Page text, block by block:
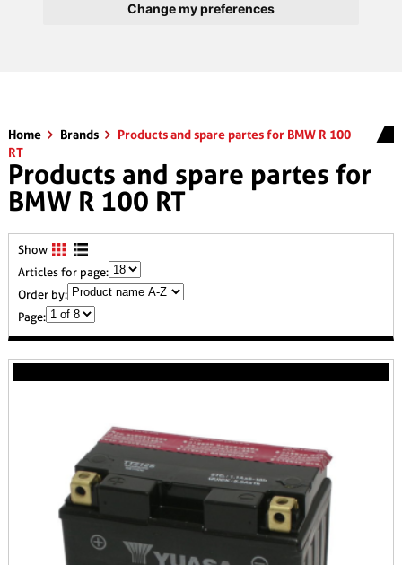
Change my preferences
Home Brands
Products and spare partes for BMW R 100
RT
Products and spare partes for
BMW R 100 RT
Show
Articles for page:
Order by:
Page: